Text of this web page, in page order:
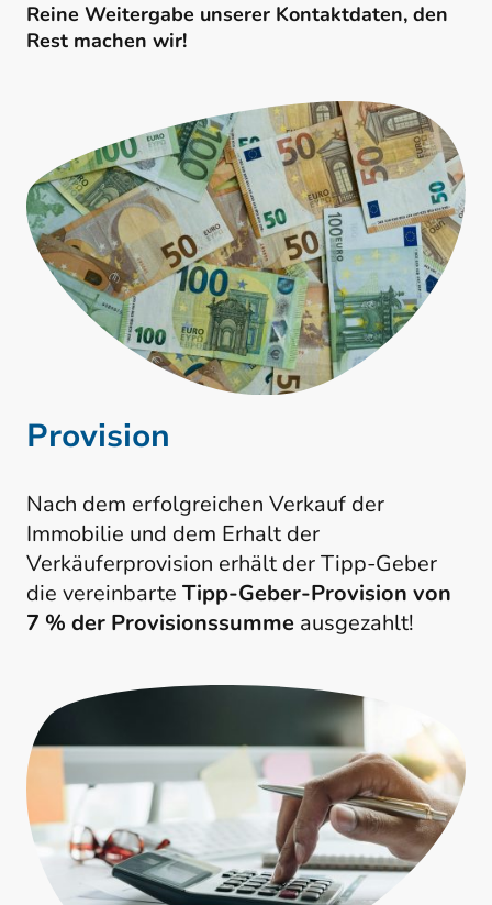
Reine Weitergabe unserer Kontaktdaten, den
Rest machen wir!
Provision
Nach dem erfolgreichen Verkauf der
Immobilie und dem Erhalt der
Verkäuferprovision erhält der Tipp-Geber
die vereinbarte Tipp-Geber-Provision von
7 % der Provisionssumme ausgezahlt!